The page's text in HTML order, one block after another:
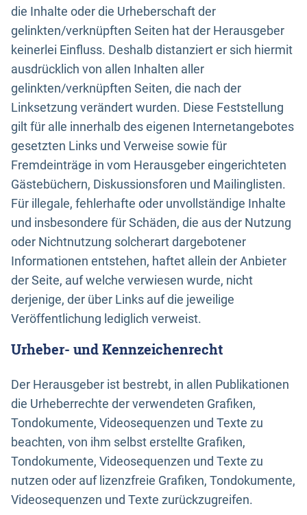
die Inhalte oder die Urheberschaft der
gelinkten/verknüpften Seiten hat der Herausgeber
keinerlei Einfluss. Deshalb distanziert er sich hiermit
ausdrücklich von allen Inhalten aller
gelinkten/verknüpften Seiten, die nach der
Linksetzung verändert wurden. Diese Feststellung
gilt für alle innerhalb des eigenen Internetangebotes
gesetzten Links und Verweise sowie für
Fremdeinträge in vom Herausgeber eingerichteten
Gästebüchern, Diskussionsforen und Mailinglisten.
Für illegale, fehlerhafte oder unvollständige Inhalte
und insbesondere für Schäden, die aus der Nutzung
oder Nichtnutzung solcherart dargebotener
Informationen entstehen, haftet allein der Anbieter
der Seite, auf welche verwiesen wurde, nicht
derjenige, der über Links auf die jeweilige
Veröffentlichung lediglich verweist.
Urheber- und Kennzeichenrecht
Der Herausgeber ist bestrebt, in allen Publikationen
die Urheberrechte der verwendeten Grafiken,
Tondokumente, Videosequenzen und Texte zu
beachten, von ihm selbst erstellte Grafiken,
Tondokumente, Videosequenzen und Texte zu
nutzen oder auf lizenzfreie Grafiken, Tondokumente,
Videosequenzen und Texte zurückzugreifen.